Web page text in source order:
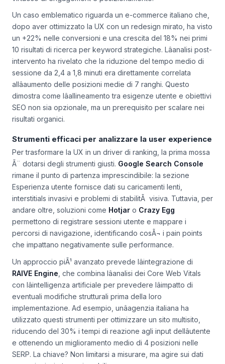
Un caso emblematico riguarda un e-commerce italiano che,
dopo aver ottimizzato la UX con un redesign mirato, ha visto
un +22% nelle conversioni e una crescita del 18% nei primi
10 risultati di ricerca per keyword strategiche. Lâanalisi post-
intervento ha rivelato che la riduzione del tempo medio di
sessione da 2,4 a 1,8 minuti era direttamente correlata
allâaumento delle posizioni medie di 7 ranghi. Questo
dimostra come lâallineamento tra esigenze utente e obiettivi
SEO non sia opzionale, ma un prerequisito per scalare nei
risultati organici.
Strumenti efficaci per analizzare la user experience
Per trasformare la UX in un driver di ranking, la prima mossa
Ã¨ dotarsi degli strumenti giusti. Google Search Console
rimane il punto di partenza imprescindibile: la sezione
Esperienza utente fornisce dati su caricamenti lenti,
interstitials invasivi e problemi di stabilitÃ visiva. Tuttavia, per
andare oltre, soluzioni come Hotjar o Crazy Egg
permettono di registrare sessioni utente e mappare i
percorsi di navigazione, identificando cosÃ¬ i pain points
che impattano negativamente sulle performance.
Un approccio piÃ¹ avanzato prevede lâintegrazione di
RAIVE Engine , che combina lâanalisi dei Core Web Vitals
con lâintelligenza artificiale per prevedere lâimpatto di
eventuali modifiche strutturali prima della loro
implementazione. Ad esempio, unâagenzia italiana ha
utilizzato questi strumenti per ottimizzare un sito multisito,
riducendo del 30% i tempi di reazione agli input dellâutente
e ottenendo un miglioramento medio di 4 posizioni nelle
SERP. La chiave? Non limitarsi a misurare, ma agire sui dati